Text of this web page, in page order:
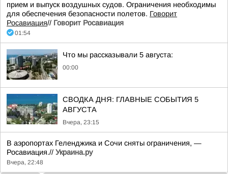
прием и выпуск воздушных судов. Ограничения необходимы
для обеспечения безопасности полетов. Говорит
Росавиация// Говорит Росавиация
01:54
Что мы рассказывали 5 августа:
00:00
СВОДКА ДНЯ: ГЛАВНЫЕ СОБЫТИЯ 5
АВГУСТА
Вчера, 23:15
В аэропортах Геленджика и Сочи сняты ограничения, —
Росавиация.// Украина.ру
Вчера, 22:48